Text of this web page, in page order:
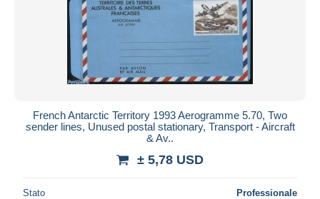
French Antarctic Territory 1993 Aerogramme 5.70, Two
sender lines, Unused postal stationary, Transport - Aircraft
& Av..
± 5,78 USD
Stato Professionale